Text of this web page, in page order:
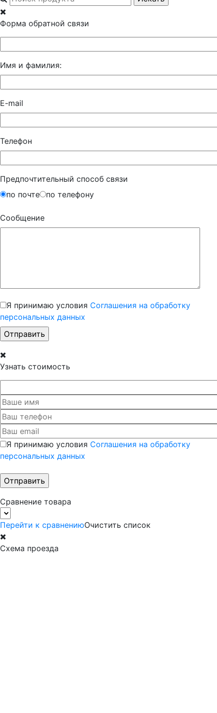
Форма обратной связи
Имя и фамилия:
E-mail
Телефон
Предпочтительный способ связи
по почте
по телефону
Сообщение
Я принимаю условия Соглашения на обработку
персональных данных
Узнать стоимость
Я принимаю условия Соглашения на обработку
персональных данных
Сравнение товара
Перейти к сравнениюОчистить список
Схема проезда